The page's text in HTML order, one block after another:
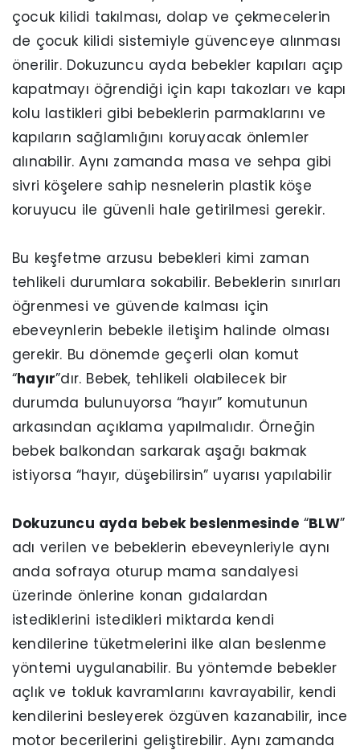
çocuk kilidi takılması, dolap ve çekmecelerin
de çocuk kilidi sistemiyle güvenceye alınması
önerilir. Dokuzuncu ayda bebekler kapıları açıp
kapatmayı öğrendiği için kapı takozları ve kapı
kolu lastikleri gibi bebeklerin parmaklarını ve
kapıların sağlamlığını koruyacak önlemler
alınabilir. Aynı zamanda masa ve sehpa gibi
sivri köşelere sahip nesnelerin plastik köşe
koruyucu ile güvenli hale getirilmesi gerekir.
Bu keşfetme arzusu bebekleri kimi zaman
tehlikeli durumlara sokabilir. Bebeklerin sınırları
öğrenmesi ve güvende kalması için
ebeveynlerin bebekle iletişim halinde olması
gerekir. Bu dönemde geçerli olan komut
“hayır”dır. Bebek, tehlikeli olabilecek bir
durumda bulunuyorsa “hayır” komutunun
arkasından açıklama yapılmalıdır. Örneğin
bebek balkondan sarkarak aşağı bakmak
istiyorsa “hayır, düşebilirsin” uyarısı yapılabilir
Dokuzuncu ayda bebek beslenmesinde“BLW”
adı verilen ve bebeklerin ebeveynleriyle aynı
anda sofraya oturup mama sandalyesi
üzerinde önlerine konan gıdalardan
istediklerini istedikleri miktarda kendi
kendilerine tüketmelerini ilke alan beslenme
yöntemi uygulanabilir. Bu yöntemde bebekler
açlık ve tokluk kavramlarını kavrayabilir, kendi
kendilerini besleyerek özgüven kazanabilir, ince
motor becerilerini geliştirebilir. Aynı zamanda